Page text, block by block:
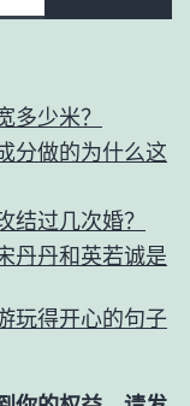
多少米？
分做的为什么这
结过几次婚？
丹丹和英若诚是
玩得开心的句子